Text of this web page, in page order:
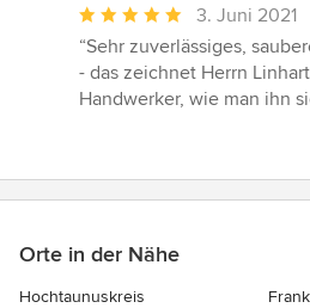
Durchschnittliche
Bewertung:
von
3. Juni 2021
“Sehr zuverlässiges,
- das zeichnet Herrn
Handwerker, wie man ihn
Orte in der Nähe
Hochtaunuskreis